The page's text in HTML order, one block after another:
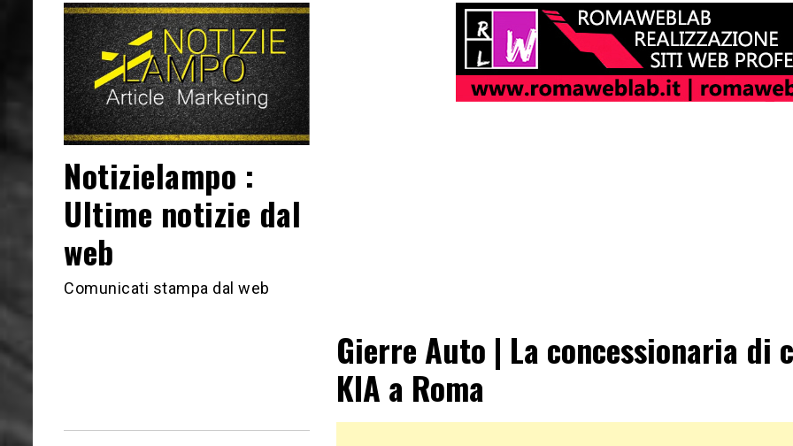
Notizielampo :
Ultime notizie dal
web
Comunicati stampa dal web
Gierre Auto | La concessionaria di
KIA a Roma